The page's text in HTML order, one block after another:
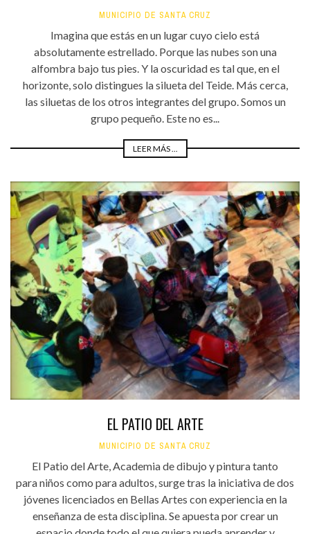
MUNICIPIO DE SANTA CRUZ
Imagina que estás en un lugar cuyo cielo está
absolutamente estrellado. Porque las nubes son una
alfombra bajo tus pies. Y la oscuridad es tal que, en el
horizonte, solo distingues la silueta del Teide. Más cerca,
las siluetas de los otros integrantes del grupo. Somos un
grupo pequeño. Este no es...
LEER MÁS ...
EL PATIO DEL ARTE
MUNICIPIO DE SANTA CRUZ
El Patio del Arte, Academia de dibujo y pintura tanto
para niños como para adultos, surge tras la iniciativa de dos
jóvenes licenciados en Bellas Artes con experiencia en la
enseñanza de esta disciplina. Se apuesta por crear un